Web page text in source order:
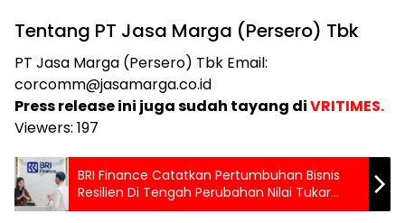
Tentang PT Jasa Marga (Persero) Tbk
PT Jasa Marga (Persero) Tbk Email:
corcomm@jasamarga.co.id
Press release ini juga sudah tayang diVRITIMES.
Viewers: 197
BRI Finance Catatkan Pertumbuhan Bisnis
Resilien Di Tengah Perubahan Nilai Tukar
Rupiah